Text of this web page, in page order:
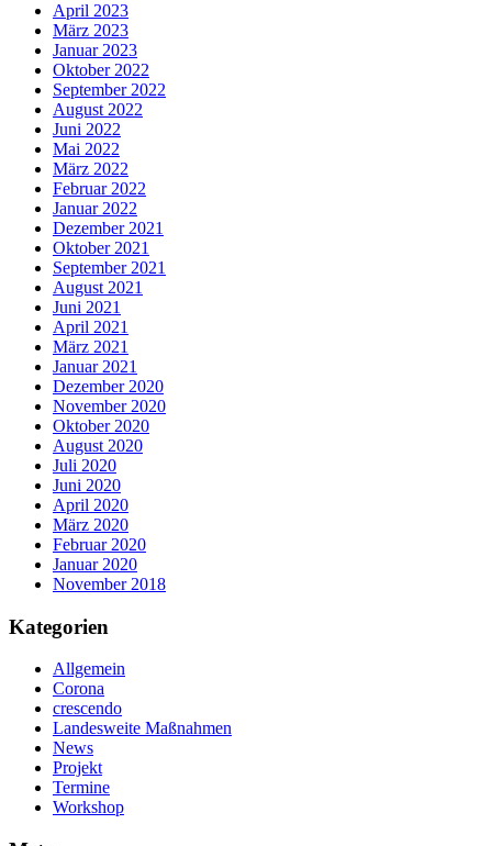
April 2023
März 2023
Januar 2023
Oktober 2022
September 2022
August 2022
Juni 2022
Mai 2022
März 2022
Februar 2022
Januar 2022
Dezember 2021
Oktober 2021
September 2021
August 2021
Juni 2021
April 2021
März 2021
Januar 2021
Dezember 2020
November 2020
Oktober 2020
August 2020
Juli 2020
Juni 2020
April 2020
März 2020
Februar 2020
Januar 2020
November 2018
Kategorien
Allgemein
Corona
crescendo
Landesweite Maßnahmen
News
Projekt
Termine
Workshop